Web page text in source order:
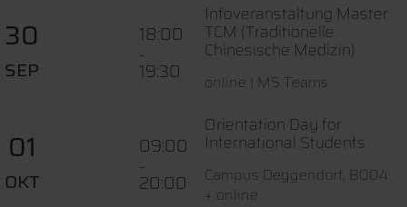
30
SEP
18:00
-
19:30
Infoveranstaltung Master
TCM (Traditionelle
Chinesische Medizin)
online | MS Teams
01
OKT
09:00
-
20:00
Orientation Day for
International Students
Campus Deggendorf, B004
+ online